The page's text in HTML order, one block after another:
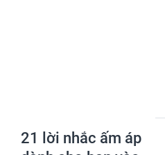
21 lời nhắc ấm áp